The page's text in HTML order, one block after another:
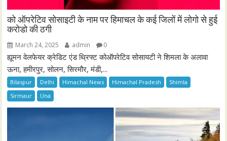
को ऑपरेटिव सोसाइटी के नाम पर हिमाचल के कई जिलों में लोगो से हुई
करोडो की ठगी
March 24, 2025 admin 0
ह्यूमन वेलफेयर क्रेडिट एंड थ्रिफ्ट कोऑपरेटिव सोसायटी ने शिमला के अलावा
ऊना, हमीरपुर, सोलन, सिरमौर, मंडी,...
Bilaspur Delhi Himachal News Himachal Pradesh
Shimla
Sirmaur
Una